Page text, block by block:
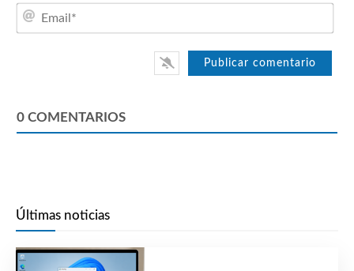
0 COMENTARIOS
Últimas noticias